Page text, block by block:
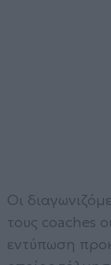
Οι
τους coaches
εντύπωση